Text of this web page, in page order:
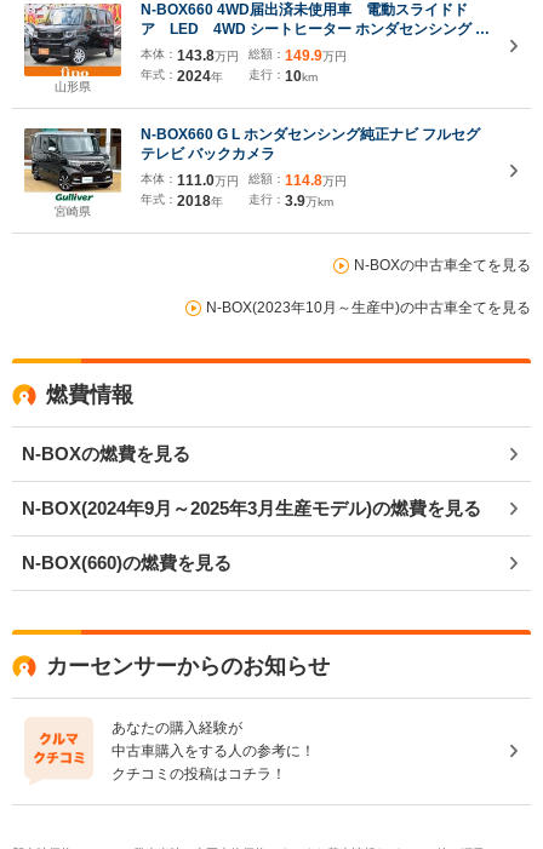
山形県
N-BOX660 4WD届出済未使用車 電動スライドド
ア LED 4WD シートヒーター ホンダセンシング 渋
滞追従機能付アダプティブクルーズコントロール
LEDヘッドランプ オートハイビーム オートライト ロ
ールサンシェード
本体： 143.8万円
年式： 2024年
総額： 149.9万円
走行： 10km
宮崎県
N-BOX660 G L ホンダセンシング純正ナビ フルセグ
テレビ バックカメラ
本体： 111.0万円
年式： 2018年
総額： 114.8万円
走行： 3.9万km
N-BOXの中古車全てを見る
N-BOX(2023年10月～生産中)の中古車全てを見る
燃費情報
N-BOXの燃費を見る
N-BOX(2024年9月～2025年3月生産モデル)の燃費を見る
N-BOX(660)の燃費を見る
カーセンサーからのお知らせ
あなたの購入経験が
中古車購入をする人の参考に！
クチコミの投稿はコチラ！